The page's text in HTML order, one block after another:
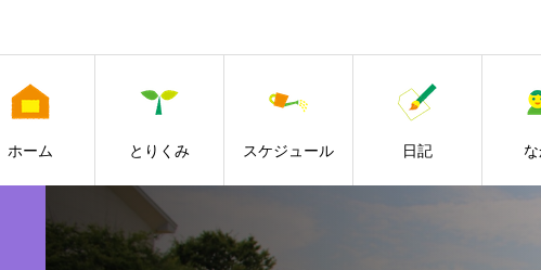
ホーム とりくみ スケジュール 日記